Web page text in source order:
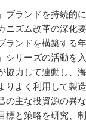
ブランドを持続的
ニズム改革の深化
ランドを構築する
シリーズの活動を
協力して連動し、
りよく利用して製
の主な投資源の異
標と策略を研究、